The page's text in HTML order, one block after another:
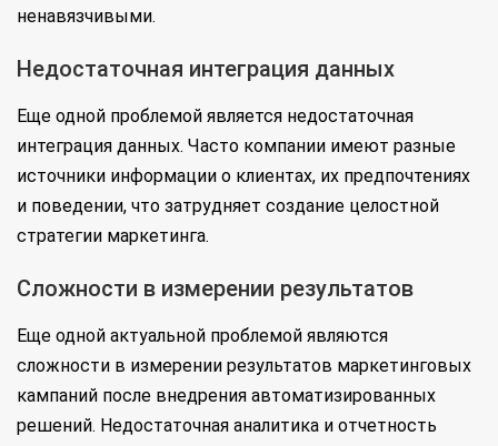
ненавязчивыми.
Недостаточная интеграция данных
Еще одной проблемой является недостаточная
интеграция данных. Часто компании имеют разные
источники информации о клиентах, их предпочтениях
и поведении, что затрудняет создание целостной
стратегии маркетинга.
Сложности в измерении результатов
Еще одной актуальной проблемой являются
сложности в измерении результатов маркетинговых
кампаний после внедрения автоматизированных
решений. Недостаточная аналитика и отчетность